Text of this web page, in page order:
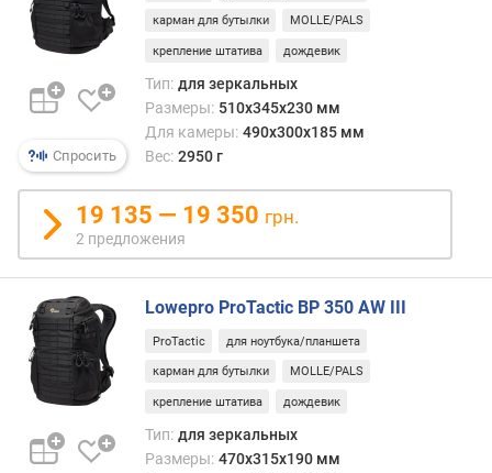
Спросить
карман для бутылки MOLLE/PALS
крепление штатива дождевик
Тип: для зеркальных
Размеры: 510x345x230 мм
Для камеры: 490x300x185 мм
Вес: 2950 г
19 135 — 19 350 грн.
2 предложения
Lowepro ProTactic BP 350 AW III
ProTactic для ноутбука/планшета
карман для бутылки MOLLE/PALS
крепление штатива дождевик
Тип: для зеркальных
Размеры: 470x315x190 мм